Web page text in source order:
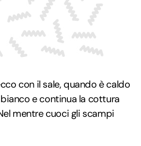
con il sale, quando è caldo
e continua la cottura
mentre cuoci gli scampi